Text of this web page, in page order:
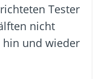
Tester
nicht
und wieder